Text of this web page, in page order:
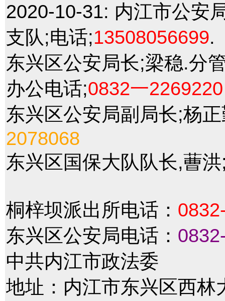
2020-10-31: 内江市公安
支队;电话;13508056699.
东兴区公安局长;梁稳.分
办公电话;0832一2269220
东兴区公安局副局长;杨
2078068
东兴区国保大队队长,蓸
桐梓坝派出所电话：
东兴区公安局电话：
中共内江市政法委
地址：内江市东兴区西